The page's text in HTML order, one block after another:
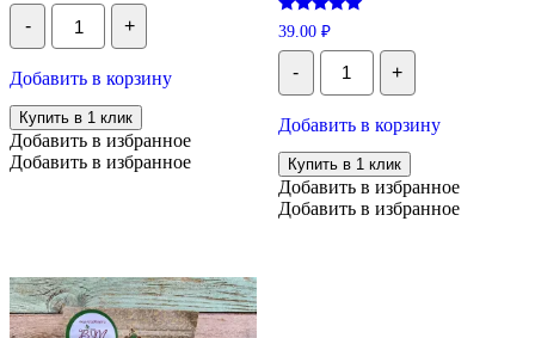
-
Количество
Белевская
хрустила
сахара
с
малиной,
50
г
+
Добавить в корзину
Купить в 1 клик
Добавить в избранное
Добавить в избранное
Оценка
5.00
из 5
39.00 ₽
-
Количество
Конфета
Финиковая
Бананом
Белевский
продукт,
1шт
+
Добавить в корзину
Купить в 1 клик
Добавить в избранное
Добавить в избранное